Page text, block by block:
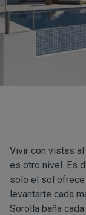
Vivir con vistas al
es otro nivel. Es
solo el sol ofrece
levantarte cada
Sorolla baña